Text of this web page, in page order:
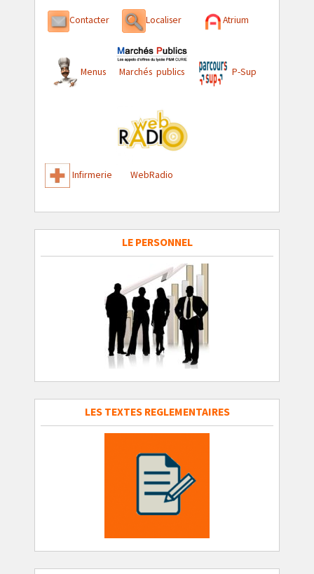
Contacter Localiser Atrium
Menus Marchés publics P-Sup
Infirmerie WebRadio
LE PERSONNEL
LES TEXTES REGLEMENTAIRES